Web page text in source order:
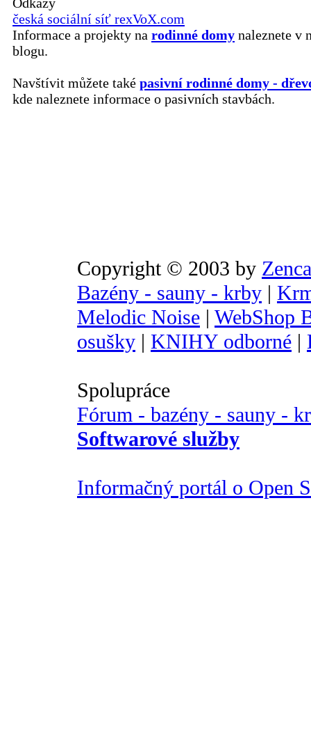
česká sociální síť rexVoX.com
Informace a projekty na rodinné domy naleznete v
blogu.
Navštívit můžete také pasivní rodinné domy -
kde naleznete informace o pasivních stavbách.
Copyright © 2003 by
Bazény - sauny - krby |
Melodic Noise | WebShop
osušky | KNIHY odborné |
Spolupráce
Fórum - bazény - sauny -
Softwarové služby
Informačný portál o Open